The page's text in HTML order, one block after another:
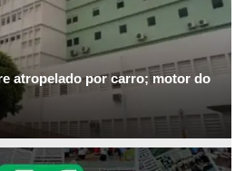
atropelado por carro; motor do